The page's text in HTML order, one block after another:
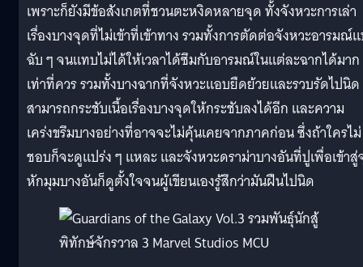
เพราะก็ยังมีข้อสังเกตที่ชวนตะหงิดหลายจุด ทั้งจังหวะการเล่า
เรื่องบางจุดที่ไม่เข้าที่เข้าทาง รวมทั้งการตัดต่อจังหวะอารมณ์
ฉับ ๆ จนแทบไม่ได้ให้เวลาได้ซึมกับอารมณ์ในแต่ละฉากได้มาก
เท่าที่ควร รวมทั้งบางฉากที่จังหวะแอบยืดย้วยและรวบรัดไปนิด
สามารถกระชับเนื้อเรื่องบางจุดให้กระชับลงได้อีก และความ
เคร่งขรึมบางอย่างที่อาจจะไม่คุ้นเคยจากภาคก่อน ซึ่งถ้าใครไม่
ชอบก็จะดูแปร่ง ๆ แหละ และจังหวะดราม่าบางอันที่ปูเพื่อเข้า
หักมุมบางอันก็ดูตั้งใจจนผู้เขียนเองรู้สึกว่ามันฝืนไปนิด